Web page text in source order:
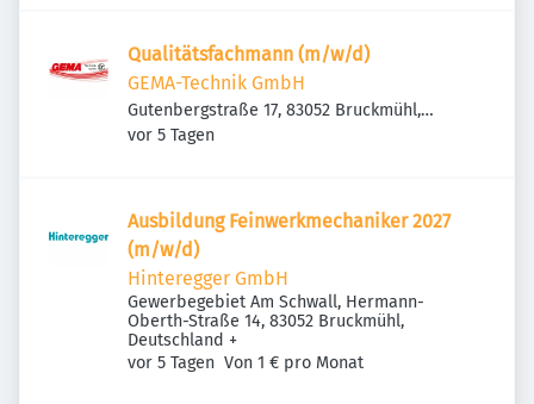
Qualitätsfachmann (m/w/d)
GEMA-Technik GmbH
Gutenbergstraße 17, 83052 Bruckmühl,
Deutschland
Veröffentlicht
vor 5 Tagen
Ausbildung Feinwerkmechaniker 2027
(m/w/d)
Hinteregger GmbH
Gewerbegebiet Am Schwall, Hermann-
Oberth-Straße 14, 83052 Bruckmühl,
Deutschland +
Veröffentlicht:
vor 5 Tagen Von 1 € pro Monat